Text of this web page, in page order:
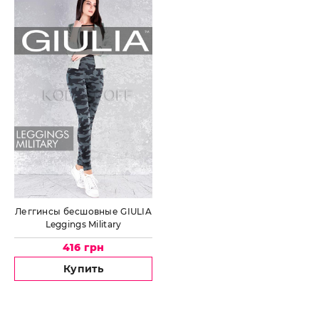
Леггинсы бесшовные GIULIA
Leggings Military
416 грн
Купить